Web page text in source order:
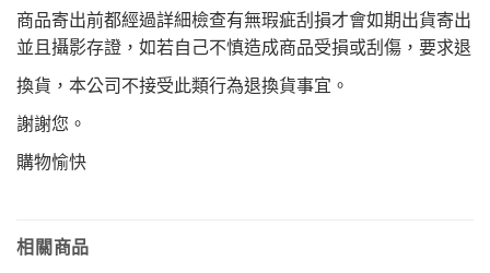
商品寄出前都經過詳細檢查有無瑕疵刮損才會如期出貨寄出
並且攝影存證，如若自己不慎造成商品受損或刮傷，要求退
換貨，本公司不接受此類行為退換貨事宜。
謝謝您。
購物愉快
相關商品